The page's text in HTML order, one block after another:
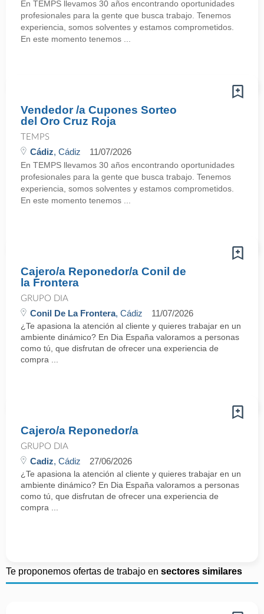
En TEMPS llevamos 30 años encontrando oportunidades
profesionales para la gente que busca trabajo. Tenemos
experiencia, somos solventes y estamos comprometidos.
En este momento tenemos ...
Vendedor /a Cupones Sorteo
del Oro Cruz Roja
TEMPS
Cádiz, Cádiz 11/07/2026
En TEMPS llevamos 30 años encontrando oportunidades
profesionales para la gente que busca trabajo. Tenemos
experiencia, somos solventes y estamos comprometidos.
En este momento tenemos ...
Cajero/a Reponedor/a Conil de
la Frontera
GRUPO DIA
Conil De La Frontera, Cádiz 11/07/2026
¿Te apasiona la atención al cliente y quieres trabajar en un
ambiente dinámico? En Dia España valoramos a personas
como tú, que disfrutan de ofrecer una experiencia de
compra ...
Cajero/a Reponedor/a
GRUPO DIA
Cadiz, Cádiz 27/06/2026
¿Te apasiona la atención al cliente y quieres trabajar en un
ambiente dinámico? En Dia España valoramos a personas
como tú, que disfrutan de ofrecer una experiencia de
compra ...
Te proponemos ofertas de trabajo en sectores similares